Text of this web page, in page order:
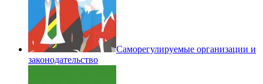
Саморегулируемые организации и
законодательство